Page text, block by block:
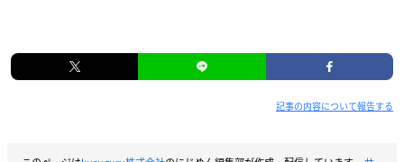
記事の内容について報告する